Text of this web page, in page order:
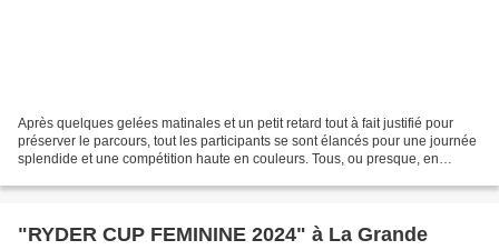
Après quelques gelées matinales et un petit retard tout à fait justifié pour
préserver le parcours, tout les participants se sont élancés pour une journée
splendide et une compétition haute en couleurs. Tous, ou presque, en
"RYDER CUP FEMININE 2024" à La Grande